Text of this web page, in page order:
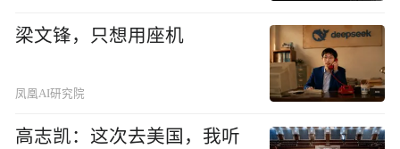
梁文锋，只想用座机
凤凰AI研究院
高志凯：这次去美国，我听